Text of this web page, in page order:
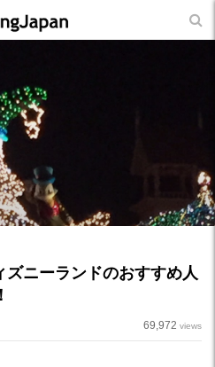
ニーランドのおすすめ人
69,972 views